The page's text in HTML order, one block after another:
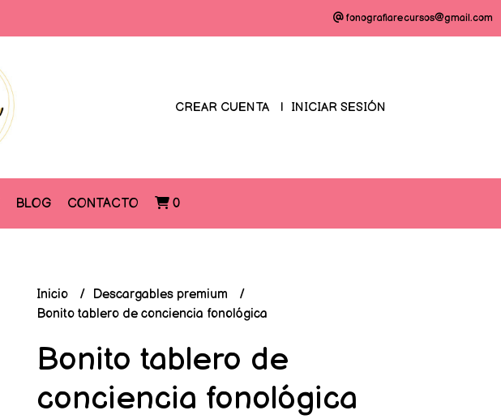
fonografiarecursos@gmail.com
CREAR CUENTA INICIAR SESIÓN
BLOG CONTACTO 0
Inicio
Descargables premium
Bonito tablero de conciencia fonológica
Bonito tablero de
conciencia fonológica